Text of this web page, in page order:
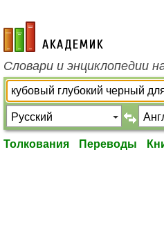
academic.ru
Словари и энциклопедии
Толкования Переводы